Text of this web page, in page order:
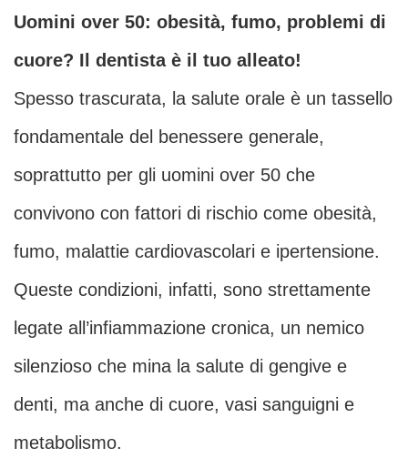
Uomini over 50: obesità, fumo, problemi di
cuore? Il dentista è il tuo alleato!
Spesso trascurata, la salute orale è un tassello
fondamentale del benessere generale,
soprattutto per gli uomini over 50 che
convivono con fattori di rischio come obesità,
fumo, malattie cardiovascolari e ipertensione.
Queste condizioni, infatti, sono strettamente
legate all’infiammazione cronica, un nemico
silenzioso che mina la salute di gengive e
denti, ma anche di cuore, vasi sanguigni e
metabolismo.